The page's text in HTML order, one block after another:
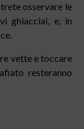
osservare le
ghiacciai, e, in
vette e toccare
resteranno